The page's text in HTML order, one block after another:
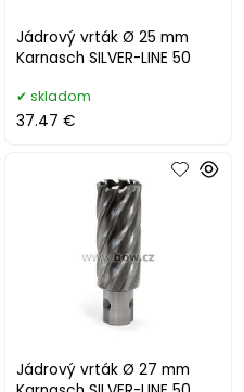
Jádrový vrták Ø 25 mm
Karnasch SILVER-LINE 50
skladom
37.47 €
Jádrový vrták Ø 27 mm